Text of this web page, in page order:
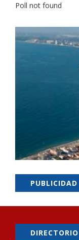
Poll not found
PUBLICIDAD
DIRECTORIO